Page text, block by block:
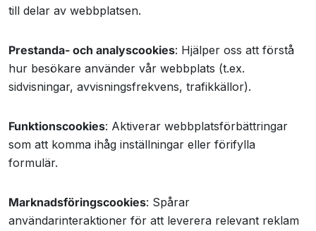
till delar av webbplatsen.
Prestanda- och analyscookies: Hjälper oss att förstå
hur besökare använder vår webbplats (t.ex.
sidvisningar, avvisningsfrekvens, trafikkällor).
Funktionscookies: Aktiverar webbplatsförbättringar
som att komma ihåg inställningar eller förifylla
formulär.
Marknadsföringscookies: Spårar
användarinteraktioner för att leverera relevant reklam